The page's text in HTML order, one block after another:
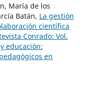
María de los
Batán, La gestión
científica
Conrado: Vol.
educación:
en